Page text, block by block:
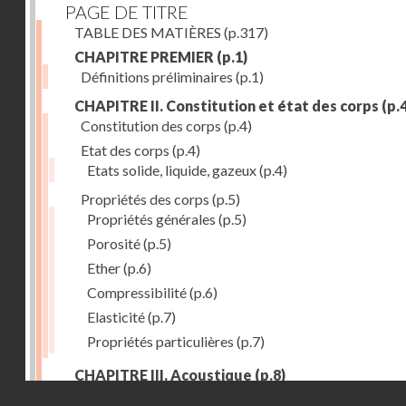
PAGE DE TITRE
TABLE DES MATIÈRES (p.317)
CHAPITRE PREMIER (p.1)
Définitions préliminaires (p.1)
CHAPITRE II. Constitution et état des corps
Constitution des corps (p.4)
Etat des corps (p.4)
Etats solide, liquide, gazeux(p.4)
Propriétés des corps (p.5)
Propriétés générales (p.5)
Porosité(p.5)
Ether(p.6)
Compressibilité(p.6)
Elasticité(p.7)
Propriétés particulières (p.7)
CHAPITRE III. Acoustique (p.8)